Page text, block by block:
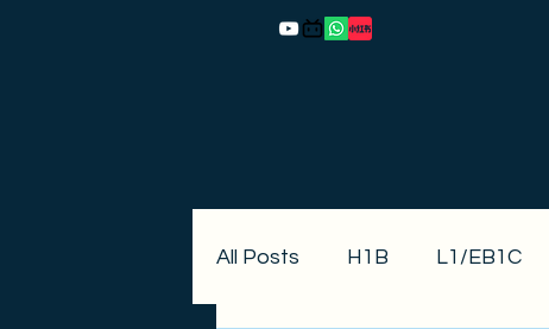
All Posts H1B L1/EB1C